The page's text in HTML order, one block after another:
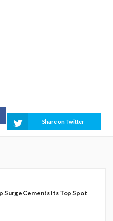
Share on Twitter
Surge Cements its Top Spot